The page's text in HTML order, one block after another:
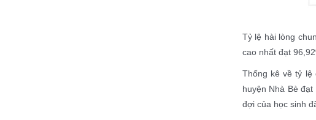
Tỷ lệ hài lòng
cao nhất đạt
Thống kê về tỷ lệ
huyện Nhà Bè
đợi của học sinh